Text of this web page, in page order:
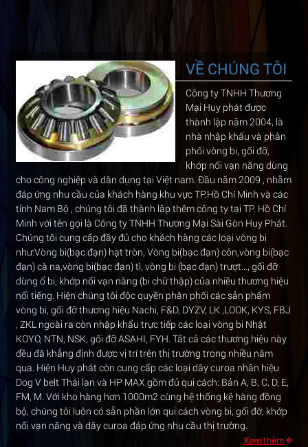
VỀ CHÚNG TÔI
Công ty TNHH Thương
Mại Huy phát được
thành lập năm 2004, là
nhà nhập khẩu và phân
phối vòng bi, gối đỡ,
khớp nối vạn năng dùng
cho công nghiệp và dân dụng tại Việt nam. Đầu năm 2009 , nhằm
đáp ứng nhu cầu của khách hàng khu vực TP.Hồ Chí Minh và các
tỉnh Nam Bộ , chúng tôi đã thành lập thêm công ty tại TP. Hồ Chí
Minh với tên gọi là Công ty TNHH Thương Mại Sài Gòn Huy Phát.
Chúng tôi cung cấp đầy đủ cho khách hàng các loại vòng bi
như:Vòng bi(bạc đạn) hạt tròn, Vòng bi(bạc đạn) côn,vòng bi(bạc
đạn) cà na,vòng bi(bạc đạn) tì, vòng bi (bạc đạn) trượt…, gối đỡ
dùng ổ bi, khớp nối vạn năng (bi chữ thập) của nhiều thương hiệu
nổi tiếng. Hiện chúng tôi độc quyền phân phối các sản phẩm
vòng bi, gối đỡ thương hiệu Nachi, F&D, DYZV, LK ,LOOK, KYS, FBJ
, ZKL ngoài ra còn nhập khẩu trực tiếp các loại vòng bi Nhật
KOYO, NTN, NSK, gối đỡ ASAHI, FYH. Tất cả các thương hiệu này
đều đã khẳng định được vị trí trên thị trường trong nhiều năm
qua. Hiện Huy phát còn cung cấp các loại dây curoa nhãn hiệu
Dog V belt Thái lan và HP MAX gồm đủ qui cách: Bản A, B, C, D, E,
FM, M. Với kho hàng hơn 1000m2 cùng hệ thống kệ hàng đồng
bộ, chúng tôi luôn có sẵn phần lớn qui cách vòng bi, gối đỡ, khớp
nối vạn năng và dây curoa đáp ứng nhu cầu thị trường.
Xem thêm
Cung cấp vòng bi cán thép công nghiệp -
Độ bền cao, chịu tải lớn
Trong ngành luyện kim và sản xuất thép,
hệ thống máy cán phải hoạt động liên tục
với cường độ cao và tải trọng lớn. Để đảm